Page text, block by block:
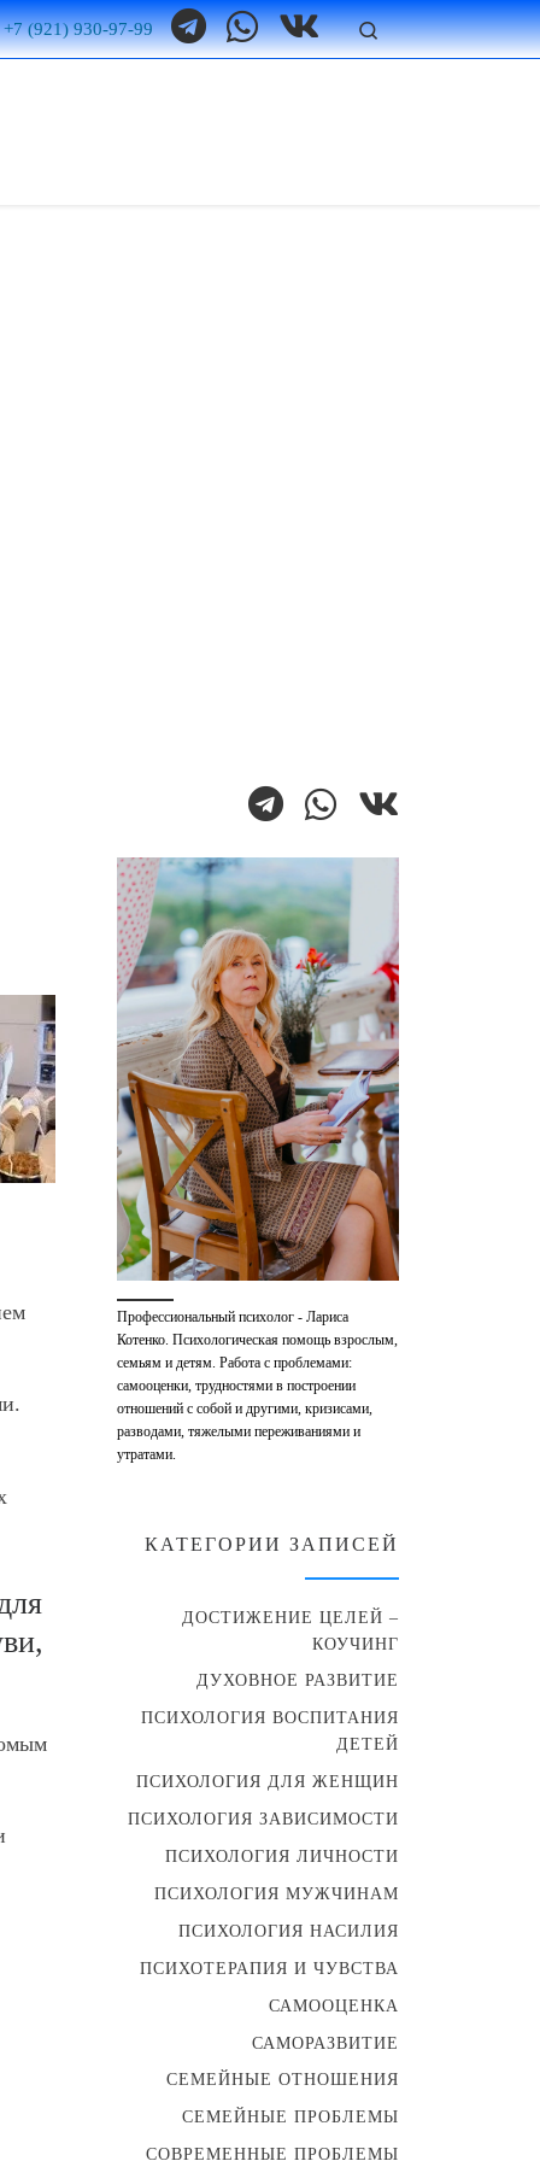
+7 (921) 930-97-99 Search
Профессиональный психолог - Лариса
Котенко. Психологическая помощь взрослым,
семьям и детям. Работа с проблемами:
самооценки, трудностями в построении
отношений с собой и другими, кризисами,
разводами, тяжелыми переживаниями и
утратами.
КАТЕГОРИИ ЗАПИСЕЙ
ДОСТИЖЕНИЕ ЦЕЛЕЙ –
КОУЧИНГ
ДУХОВНОЕ РАЗВИТИЕ
ПСИХОЛОГИЯ ВОСПИТАНИЯ
ДЕТЕЙ
ПСИХОЛОГИЯ ДЛЯ ЖЕНЩИН
ПСИХОЛОГИЯ ЗАВИСИМОСТИ
ПСИХОЛОГИЯ ЛИЧНОСТИ
ПСИХОЛОГИЯ МУЖЧИНАМ
ПСИХОЛОГИЯ НАСИЛИЯ
ПСИХОТЕРАПИЯ И ЧУВСТВА
САМООЦЕНКА
САМОРАЗВИТИЕ
СЕМЕЙНЫЕ ОТНОШЕНИЯ
СЕМЕЙНЫЕ ПРОБЛЕМЫ
СОВРЕМЕННЫЕ ПРОБЛЕМЫ